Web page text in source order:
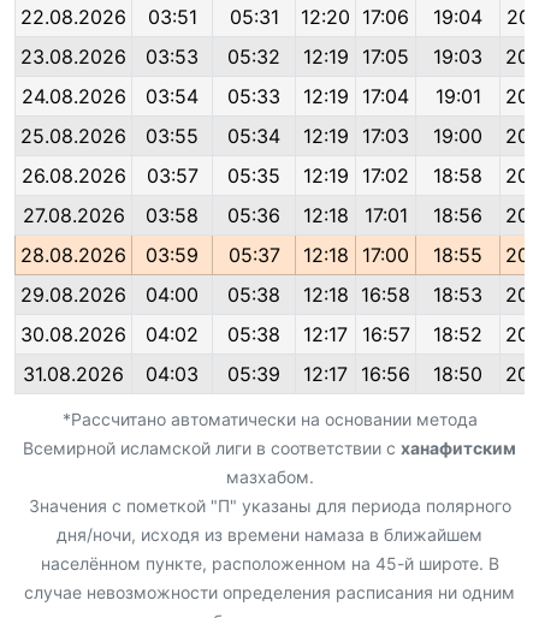
22.08.2026
03:51 05:31 12:20 17:06 19:04
23.08.2026
03:53 05:32 12:19 17:05 19:03
24.08.2026
03:54 05:33 12:19 17:04 19:01
25.08.2026
03:55 05:34 12:19 17:03 19:00
26.08.2026
03:57 05:35 12:19 17:02 18:58
27.08.2026
03:58 05:36 12:18 17:01 18:56
28.08.2026
03:59 05:37 12:18 17:00 18:55
29.08.2026
04:00 05:38 12:18 16:58 18:53
30.08.2026
04:02 05:38 12:17 16:57 18:52
31.08.2026
04:03 05:39 12:17 16:56 18:50
*Рассчитано автоматически на основании метода
Всемирной исламской лиги в соответствии с ханафитским
мазхабом.
Значения с пометкой "П" указаны для периода полярного
дня/ночи, исходя из времени намаза в ближайшем
населённом пункте, расположенном на 45-й широте. В
случае невозможности определения расписания ни одним